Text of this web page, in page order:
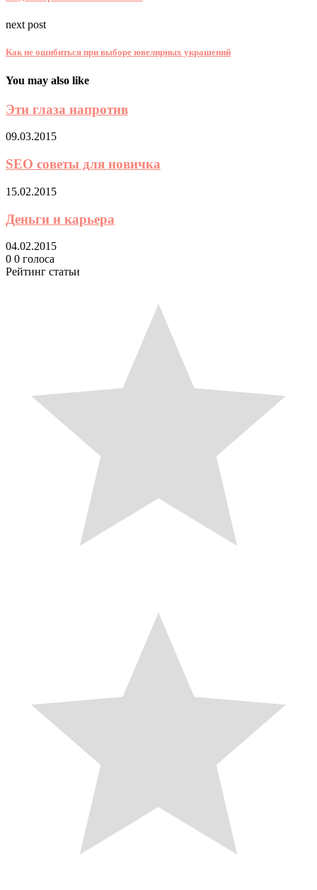
next post
Как не ошибиться при выборе ювелирных украшений
You may also like
Эти глаза напротив
09.03.2015
SEO советы для новичка
15.02.2015
Деньги и карьера
04.02.2015
0 0 голоса
Рейтинг статьи